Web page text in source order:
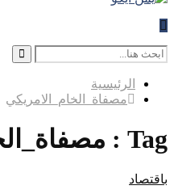
Search
for:
Search
الرئيسية
مصفاة_الخام_الامريكي
Tag : مصفاة_الخام_الامريكي
باقتصاد